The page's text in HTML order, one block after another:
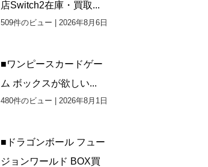
店Switch2在庫・買取...
509件のビュー
2026年8月6日
■ワンピースカードゲー
ム ボックスが欲しい...
480件のビュー
2026年8月1日
■ドラゴンボール フュー
ジョンワールド BOX買